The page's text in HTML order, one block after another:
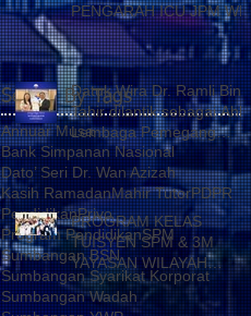
Search By Tags
Annuar Musa
Bank Simpanan Nasional
Dato’ Seri Dr. Wan Azizah
Kasih RamadanMahir TutorPDPR
PendidikanPrivo
Program PendidikanSPM
Sumbangan BSN
Sumbangan Syarikat Korporat
Sumbangan Wadah
PENGARAH ICU JPM WP
Datuk Wira Dr. Ramli Bin
Tahir dilantik sebagai Ahli
Lembaga Pemegang
Amanah Yayasan Wilayah
Persekutuan
PROGRAM KELAS
TUISYEN SPM & 3M
YAYASAN WILAYAH
PERSEKUTUAN –
YAYASAN HASANAH